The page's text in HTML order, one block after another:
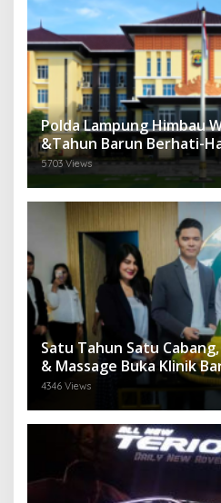
Polda Lampung Himbau
&Tahun Barun Berhati-
Melintas di -Titik Rawan
5703 Views
Satu Tahun Satu
& Massage Buka Klinik
4346 Views